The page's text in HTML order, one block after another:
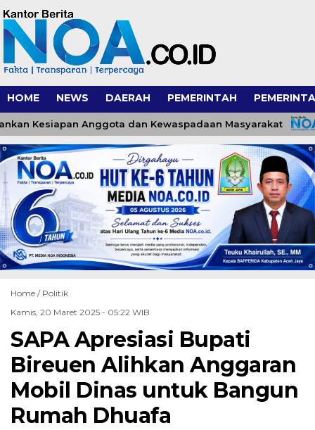
HOME NEWS DAERAH PEMERINTAH
Kesiapan Anggota dan Kewaspadaan Masyarakat
Home / Politik
Kamis, 20 Maret 2025 - 05:22 WIB
SAPA Apresiasi Bupati
Bireuen Alihkan Anggaran
Mobil Dinas untuk Bangun
Rumah Dhuafa